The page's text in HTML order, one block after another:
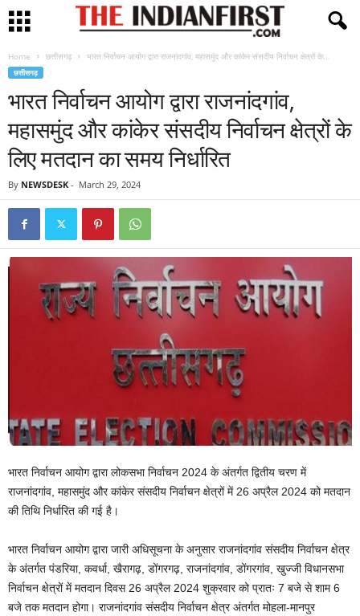
Home छत्तीसगढ़ भारत निर्वाचन आयोग द्वारा राजनांदगांव, महासमुंद और कांकेर संसदीय निर्वाचन क्षेत्रों के...
छत्तीसगढ़
भारत निर्वाचन आयोग द्वारा राजनांदगांव,
महासमुंद और कांकेर संसदीय निर्वाचन क्षेत्रों के
लिए मतदान का समय निर्धारित
By NEWSDESK - March 29, 2024
भारत निर्वाचन आयोग द्वारा लोकसभा निर्वाचन 2024 के अंतर्गत द्वितीय चरण में
राजनांदगांव, महासमुंद और कांकेर संसदीय निर्वाचन क्षेत्रों में 26 अप्रैल 2024 को मतदान
की तिथि निर्धारित की गई है।
भारत निर्वाचन आयोग द्वारा जारी अधिसूचना के अनुसार राजनांदगांव संसदीय निर्वाचन क्षेत्र
के अंतर्गत पंडरिया, कवर्धा, खैरागढ़, डोंगरगढ़, राजनांदगांव, डोंगरगांव, खुज्जी विधानसभा
निर्वाचन क्षेत्रों में मतदान दिवस 26 अप्रैल 2024 शुक्रवार को प्रातः 7 बजे से शाम 6
बजे तक मतदान होगा। राजनांदगांव संसदीय निर्वाचन क्षेत्र अंतर्गत मोहला-मानपुर